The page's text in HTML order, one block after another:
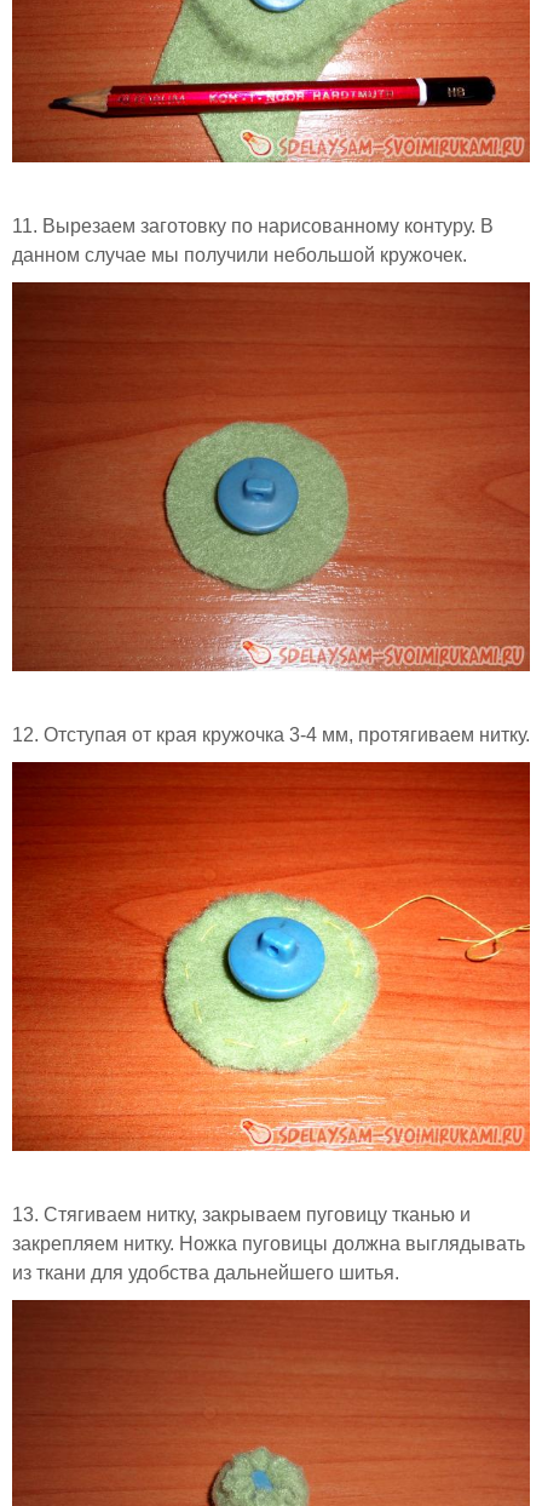
11. Вырезаем заготовку по нарисованному контуру. В
данном случае мы получили небольшой кружочек.
12. Отступая от края кружочка 3-4 мм, протягиваем нитку.
13. Стягиваем нитку, закрываем пуговицу тканью и
закрепляем нитку. Ножка пуговицы должна выглядывать
из ткани для удобства дальнейшего шитья.